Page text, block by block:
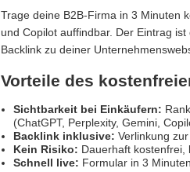
Trage deine B2B-Firma in 3 Minuten
und Copilot auffindbar. Der Eintrag
Backlink zu deiner
Vorteile des
Sichtbarkeit bei Einkäufern:
(ChatGPT, Perplexity, Gemini,
Backlink inklusive: Verlinkung
Kein Risiko: Dauerhaft kostenfrei,
Schnell live: Formular in 3